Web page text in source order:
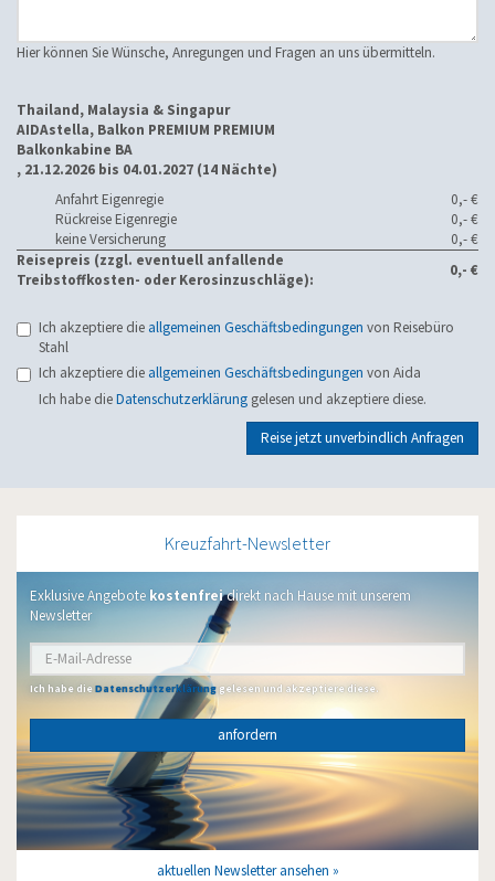
Hier können Sie Wünsche, Anregungen und Fragen an uns übermitteln.
Thailand, Malaysia & Singapur
AIDAstella, Balkon PREMIUM PREMIUM
Balkonkabine BA
, 21.12.2026 bis 04.01.2027 (14 Nächte)
Anfahrt Eigenregie
0,- €
Rückreise Eigenregie
0,- €
keine Versicherung
0,- €
Reisepreis (zzgl. eventuell anfallende
Treibstoffkosten- oder Kerosinzuschläge):
0,- €
Ich akzeptiere die allgemeinen Geschäftsbedingungen von Reisebüro
Stahl
Ich akzeptiere die allgemeinen Geschäftsbedingungen von Aida
Ich habe dieDatenschutzerklärung gelesen und akzeptiere diese.
Reise jetzt unverbindlich Anfragen
Kreuzfahrt-Newsletter
Exklusive Angebote kostenfreidirekt nach Hause mit unserem
Newsletter
Ich habe dieDatenschutzerklärunggelesen und akzeptiere diese.
anfordern
aktuellen Newsletter ansehen